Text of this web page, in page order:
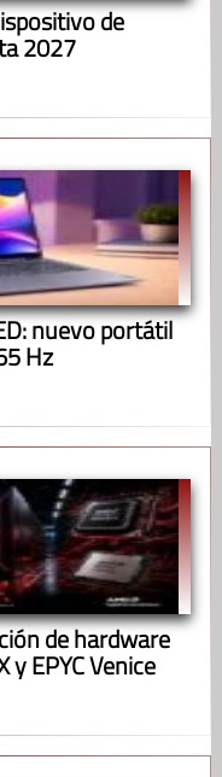
de
2027
nuevo portátil
Hz
de hardware
EPYC Venice